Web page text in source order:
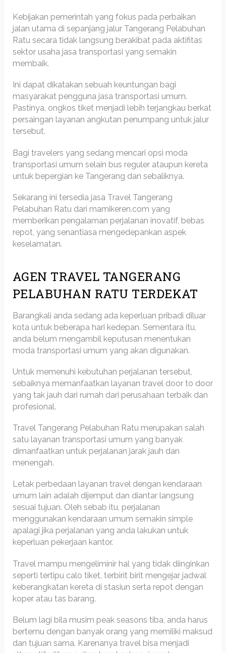
Kebijakan pemerintah yang fokus pada perbaikan
jalan utama di sepanjang jalur Tangerang Pelabuhan
Ratu secara tidak langsung berakibat pada aktifitas
sektor usaha jasa transportasi yang semakin
membaik.
Ini dapat dikatakan sebuah keuntungan bagi
masyarakat pengguna jasa transportasi umum.
Pastinya, ongkos tiket menjadi lebih terjangkau berkat
persaingan layanan angkutan penumpang untuk jalur
tersebut.
Bagi travelers yang sedang mencari opsi moda
transportasi umum selain bus reguler ataupun kereta
untuk bepergian ke Tangerang dan sebaliknya.
Sekarang ini tersedia jasa Travel Tangerang
Pelabuhan Ratu dari mamikeren.com yang
memberikan pengalaman perjalanan inovatif, bebas
repot, yang senantiasa mengedepankan aspek
keselamatan.
AGEN TRAVEL TANGERANG
PELABUHAN RATU TERDEKAT
Barangkali anda sedang ada keperluan pribadi diluar
kota untuk beberapa hari kedepan. Sementara itu,
anda belum mengambil keputusan menentukan
moda transportasi umum yang akan digunakan.
Untuk memenuhi kebutuhan perjalanan tersebut,
sebaiknya memanfaatkan layanan travel door to door
yang tak jauh dari rumah dari perusahaan terbaik dan
profesional.
Travel Tangerang Pelabuhan Ratu merupakan salah
satu layanan transportasi umum yang banyak
dimanfaatkan untuk perjalanan jarak jauh dan
menengah.
Letak perbedaan layanan travel dengan kendaraan
umum lain adalah dijemput dan diantar langsung
sesuai tujuan. Oleh sebab itu, perjalanan
menggunakan kendaraan umum semakin simple
apalagi jika perjalanan yang anda lakukan untuk
keperluan pekerjaan kantor.
Travel mampu mengeliminir hal yang tidak diinginkan
seperti tertipu calo tiket, terbirit birit mengejar jadwal
keberangkatan kereta di stasiun serta repot dengan
koper atau tas barang.
Belum lagi bila musim peak seasons tiba, anda harus
bertemu dengan banyak orang yang memiliki maksud
dan tujuan sama. Karenanya travel bisa menjadi